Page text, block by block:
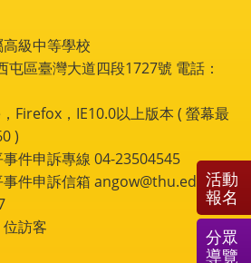
級中等學校
區臺灣大道四段1727號 電話：
Firefox，IE10.0以上版本 ( 螢幕最
)
件申訴專線 04-23504545
件申訴信箱 angow@thu.edu.tw
位訪客
活動
報名
分眾
導覽